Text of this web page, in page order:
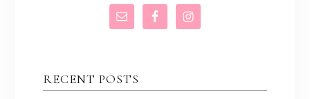
RECENT POSTS